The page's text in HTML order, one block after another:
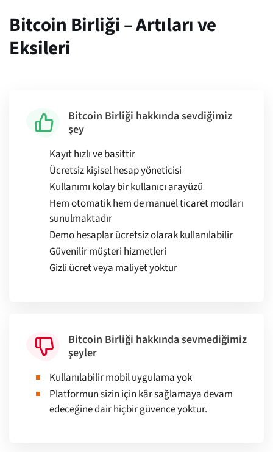
Bitcoin Birliği – Artıları ve
Eksileri
Bitcoin Birliği hakkında sevdiğimiz
şey
Kayıt hızlı ve basittir
Ücretsiz kişisel hesap yöneticisi
Kullanımı kolay bir kullanıcı arayüzü
Hem otomatik hem de manuel ticaret modları
sunulmaktadır
Demo hesaplar ücretsiz olarak kullanılabilir
Güvenilir müşteri hizmetleri
Gizli ücret veya maliyet yoktur
Bitcoin Birliği hakkında sevmediğimiz
şeyler
Kullanılabilir mobil uygulama yok
Platformun sizin için kâr sağlamaya devam
edeceğine dair hiçbir güvence yoktur.